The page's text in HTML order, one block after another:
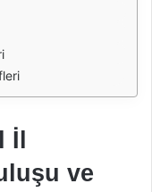
İl
ve